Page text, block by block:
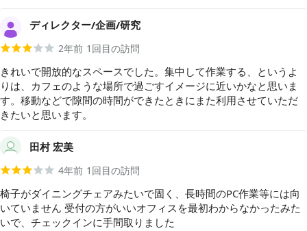
ディレクター/企画/研究
2年前 1 回目の訪問
きれいで開放的なスペースでした。集中して作業する、というよ
りは、カフェのような場所で過ごすイメージに近いかなと思いま
す。移動などで隙間の時間ができたときにまた利用させていただ
きたいと思います。
田村 宏美
4年前 1 回目の訪問
椅子がダイニングチェアみたいで固く、長時間のPC作業等には向
いていません 受付の方がいいオフィスを最初わからなかったみた
いで、チェックインに手間取りました